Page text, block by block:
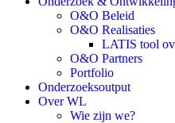
O&O Beleid
O&O Realisaties
LATIS tool
O&O Partners
Portfolio
Onderzoeksoutput
Over WL
Wie zijn we?